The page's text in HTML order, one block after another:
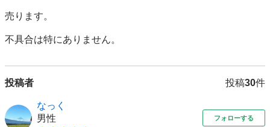
売ります。
不具合は特にありません。
投稿者 投稿30件
なっく
男性
フォローする